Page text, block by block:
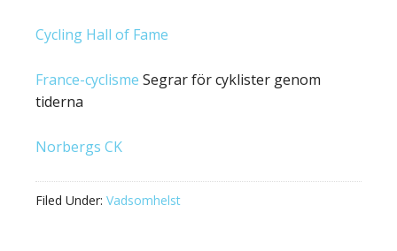
Cycling Hall of Fame
France-cyclisme Segrar för cyklister genom
tiderna
Norbergs CK
Filed Under: Vadsomhelst